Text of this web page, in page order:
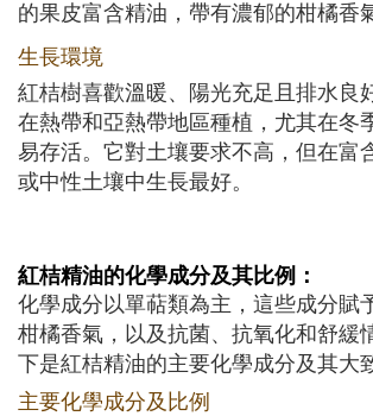
的果皮富含精油，帶有濃郁的柑橘香
生長環境
紅桔樹喜歡溫暖、陽光充足且排水良
在熱帶和亞熱帶地區種植，尤其在冬
易存活。它對土壤要求不高，但在富
或中性土壤中生長最好。
紅桔精油的化學成分及其比例：
化學成分以單萜類為主，這些成分賦
柑橘香氣，以及抗菌、抗氧化和舒緩
下是紅桔精油的主要化學成分及其大
主要化學成分及比例